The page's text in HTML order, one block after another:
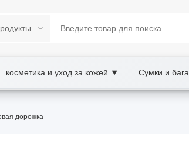
косметика и уход за кожей ▼ Сумки и
B2C Marketplace
дорожка